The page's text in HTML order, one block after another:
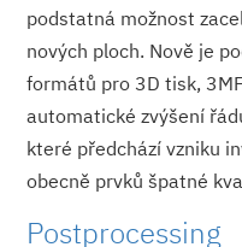
podstatná možnost
nových ploch. Nově je
formátů pro 3D tisk,
automatické zvýšení
které předchází vzniku
obecně prvků špatné
Postprocessing